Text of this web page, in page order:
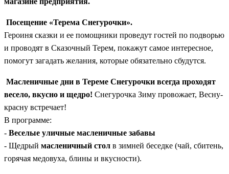
Посещение «Терема Снегурочки».
Героиня сказки и ее помощники проведут гостей по подворью
и проводят в Сказочный Терем, покажут самое интересное,
помогут загадать желания, которые обязательно сбудутся.
Масленичные дни в Тереме Снегурочки всегда проходят
весело, вкусно и щедро! Снегурочка Зиму провожает, Весну-
красну встречает!
В программе:
- Веселые уличные масленичные забавы
- Щедрый масленичный стол в зимней беседке (чай, сбитень,
горячая медовуха, блины и вкусности).